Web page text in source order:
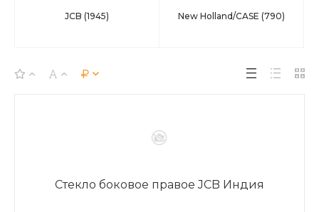
JCB (1945) New Holland/CASE (790)
Стекло боковое правое JCB Индия